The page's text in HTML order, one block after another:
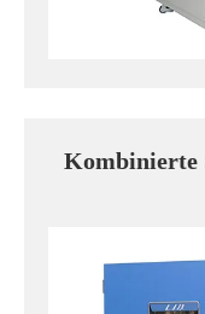
Kombinierte